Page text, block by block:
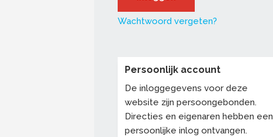
Wachtwoord vergeten?
Persoonlijk account
De inloggegevens voor deze
website zijn persoongebonden.
Directies en eigenaren hebben een
persoonlijke inlog ontvangen.